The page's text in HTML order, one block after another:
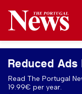
Reduced Ads
Read The Portugal
19.99€ per year.